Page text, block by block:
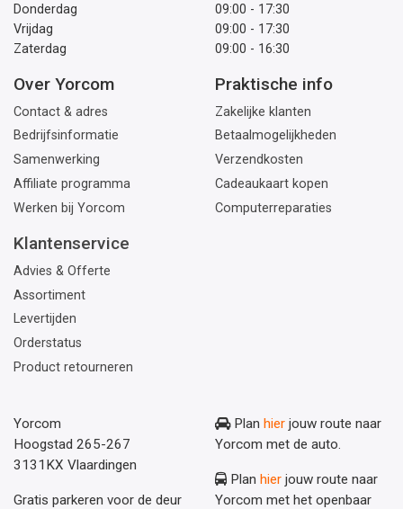
Donderdag
09:00 - 17:30
Vrijdag
09:00 - 17:30
Zaterdag
09:00 - 16:30
Over Yorcom
Contact & adres
Bedrijfsinformatie
Samenwerking
Affiliate programma
Werken bij Yorcom
Praktische info
Zakelijke klanten
Betaalmogelijkheden
Verzendkosten
Cadeaukaart kopen
Computerreparaties
Klantenservice
Advies & Offerte
Assortiment
Levertijden
Orderstatus
Product retourneren
Yorcom
Hoogstad 265-267
3131KX Vlaardingen
Gratis parkeren voor de deur
Plan hier jouw route naar
Yorcom met de auto.
Plan hier jouw route naar
Yorcom met het openbaar